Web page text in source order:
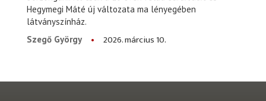
Hegymegi Máté új változata ma lényegében
látványszínház.
Szegő György
2026. március 10.